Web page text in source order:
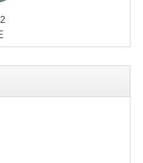
Etc...
Et Accessoires